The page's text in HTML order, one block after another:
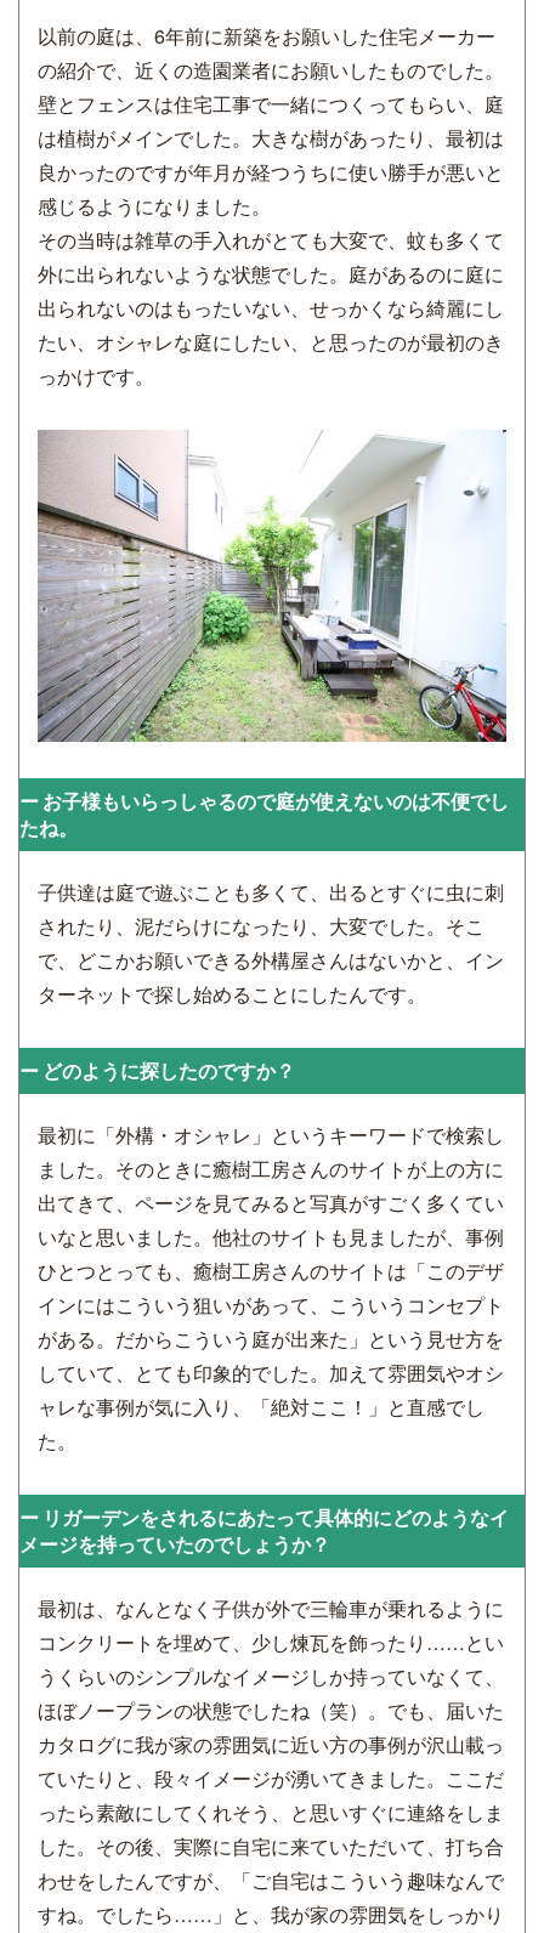
以前の庭は、6年前に新築をお願いした住宅メーカー
の紹介で、近くの造園業者にお願いしたものでした。
壁とフェンスは住宅工事で一緒につくってもらい、庭
は植樹がメインでした。大きな樹があったり、最初は
良かったのですが年月が経つうちに使い勝手が悪いと
感じるようになりました。
その当時は雑草の手入れがとても大変で、蚊も多くて
外に出られないような状態でした。庭があるのに庭に
出られないのはもったいない、せっかくなら綺麗にし
たい、オシャレな庭にしたい、と思ったのが最初のき
っかけです。
お子様もいらっしゃるので庭が使えないのは不便でし
たね。
子供達は庭で遊ぶことも多くて、出るとすぐに虫に刺
されたり、泥だらけになったり、大変でした。そこ
で、どこかお願いできる外構屋さんはないかと、イン
ターネットで探し始めることにしたんです。
どのように探したのですか？
最初に「外構・オシャレ」というキーワードで検索し
ました。そのときに癒樹工房さんのサイトが上の方に
出てきて、ページを見てみると写真がすごく多くてい
いなと思いました。他社のサイトも見ましたが、事例
ひとつとっても、癒樹工房さんのサイトは「このデザ
インにはこういう狙いがあって、こういうコンセプト
がある。だからこういう庭が出来た」という見せ方を
していて、とても印象的でした。加えて雰囲気やオシ
ャレな事例が気に入り、「絶対ここ！」と直感でし
た。
リガーデンをされるにあたって具体的にどのようなイ
メージを持っていたのでしょうか？
最初は、なんとなく子供が外で三輪車が乗れるように
コンクリートを埋めて、少し煉瓦を飾ったり……とい
うくらいのシンプルなイメージしか持っていなくて、
ほぼノープランの状態でしたね（笑）。でも、届いた
カタログに我が家の雰囲気に近い方の事例が沢山載っ
ていたりと、段々イメージが湧いてきました。ここだ
ったら素敵にしてくれそう、と思いすぐに連絡をしま
した。その後、実際に自宅に来ていただいて、打ち合
わせをしたんですが、「ご自宅はこういう趣味なんで
すね。でしたら……」と、我が家の雰囲気をしっかり